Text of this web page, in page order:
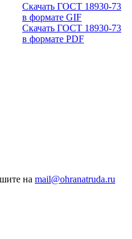
Скачать ГОСТ 18930-73
в формате GIF
Скачать ГОСТ 18930-73
в формате PDF
на mail@ohranatruda.ru